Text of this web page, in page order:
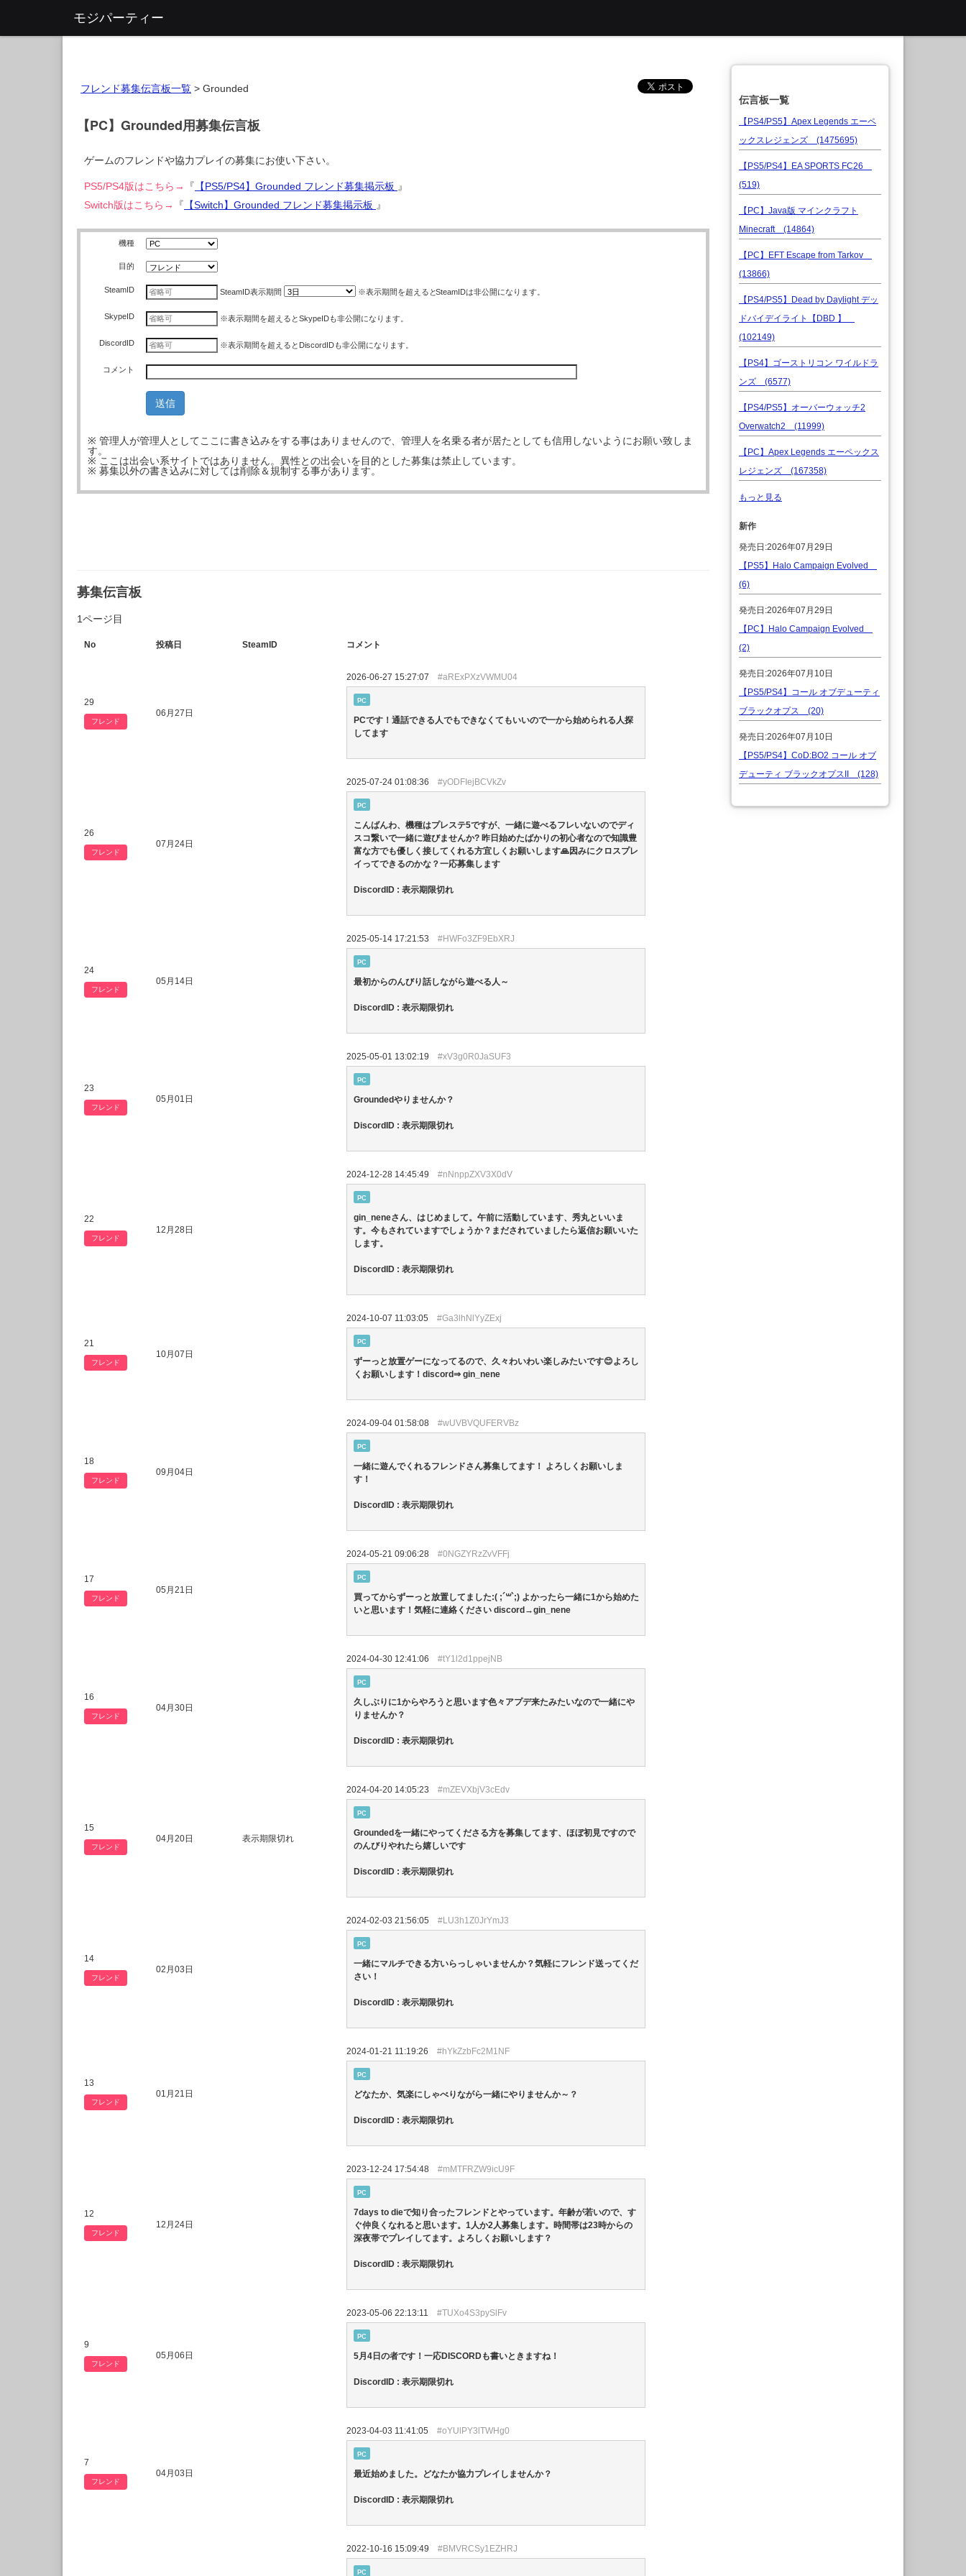
モジパーティー
フレンド募集伝言板一覧 > Grounded
【PC】Grounded用募集伝言板
ゲームのフレンドや協力プレイの募集にお使い下さい。
PS5/PS4版はこちら→ 『 【PS5/PS4】Grounded フレンド募集掲示板 』
Switch版はこちら→
『 【Switch】Grounded フレンド募集掲示板 』
機種
目的
SteamID SteamID表示期間 ※表示期間を超えるとSteamIDは非公開になります。
SkypeID ※表示期間を超えるとSkypeIDも非公開になります。
DiscordID ※表示期間を超えるとDiscordIDも非公開になります。
コメント
※ 管理人が管理人としてここに書き込みをする事はありませんので、管理人を名乗る者が居たとしても信用しないようにお願い致しま
す。
※ ここは出会い系サイトではありません。異性との出会いを目的とした募集は禁止しています。
※ 募集以外の書き込みに対しては削除＆規制する事があります。
募集伝言板
1ページ目
No 投稿日 SteamID コメント
29
フレンド
06月27日
2026-06-27 15:27:07 #aRExPXzVWMU04
PC
PCです！通話できる人でもできなくてもいいので一から始められる人探
してます
26
フレンド
07月24日
2025-07-24 01:08:36 #yODFIejBCVkZv
PC
こんばんわ、機種はプレステ5ですが、一緒に遊べるフレいないのでディ
スコ繋いで一緒に遊びませんか? 昨日始めたばかりの初心者なので知識豊
富な方でも優しく接してくれる方宜しくお願いします🙏因みにクロスプレ
イってできるのかな？一応募集します
DiscordID : 表示期限切れ
24
フレンド
05月14日
2025-05-14 17:21:53 #HWFo3ZF9EbXRJ
PC
最初からのんびり話しながら遊べる人～
DiscordID : 表示期限切れ
23
フレンド
05月01日
2025-05-01 13:02:19 #xV3g0R0JaSUF3
PC
Groundedやりませんか？
DiscordID : 表示期限切れ
22
フレンド
12月28日
2024-12-28 14:45:49 #nNnppZXV3X0dV
PC
gin_neneさん、はじめまして。午前に活動しています、秀丸といいま
す。今もされていますでしょうか？まだされていましたら返信お願いいた
します。
DiscordID : 表示期限切れ
21
フレンド
10月07日
2024-10-07 11:03:05 #Ga3lhNlYyZExj
PC
ずーっと放置ゲーになってるので、久々わいわい楽しみたいです😊よろし
くお願いします！discord⇒ gin_nene
18
フレンド
09月04日
2024-09-04 01:58:08 #wUVBVQUFERVBz
PC
一緒に遊んでくれるフレンドさん募集してます！ よろしくお願いしま
す！
DiscordID : 表示期限切れ
17
フレンド
05月21日
2024-05-21 09:06:28 #0NGZYRzZvVFFj
PC
買ってからずーっと放置してました:( ;´꒳`;) よかったら一緒に1から始めた
いと思います！気軽に連絡ください discord→gin_nene
16
フレンド
04月30日
2024-04-30 12:41:06 #tY1l2d1ppejNB
PC
久しぶりに1からやろうと思います色々アプデ来たみたいなので一緒にや
りませんか？
DiscordID : 表示期限切れ
15
フレンド
04月20日 表示期限切れ
2024-04-20 14:05:23 #mZEVXbjV3cEdv
PC
Groundedを一緒にやってくださる方を募集してます、ほぼ初見ですので
のんびりやれたら嬉しいです
DiscordID : 表示期限切れ
14
フレンド
02月03日
2024-02-03 21:56:05 #LU3h1Z0JrYmJ3
PC
一緒にマルチできる方いらっしゃいませんか？気軽にフレンド送ってくだ
さい！
DiscordID : 表示期限切れ
13
フレンド
01月21日
2024-01-21 11:19:26 #hYkZzbFc2M1NF
PC
どなたか、気楽にしゃべりながら一緒にやりませんか～？
DiscordID : 表示期限切れ
12
フレンド
12月24日
2023-12-24 17:54:48 #mMTFRZW9icU9F
PC
7days to dieで知り合ったフレンドとやっています。年齢が若いので、す
ぐ仲良くなれると思います。1人か2人募集します。時間帯は23時からの
深夜帯でプレイしてます。よろしくお願いします？
DiscordID : 表示期限切れ
9
フレンド
05月06日
2023-05-06 22:13:11 #TUXo4S3pySlFv
PC
5月4日の者です！一応DISCORDも書いときますね！
DiscordID : 表示期限切れ
7
フレンド
04月03日
2023-04-03 11:41:05 #oYUlPY3lTWHg0
PC
最近始めました。どなたか協力プレイしませんか？
DiscordID : 表示期限切れ
2022-10-16 15:09:49 #BMVRCSy1EZHRJ
PC
伝言板一覧
【PS4/PS5】Apex Legends エーペ
ックスレジェンズ (1475695)
【PS5/PS4】EA SPORTS FC26
(519)
【PC】Java版 マインクラフト
Minecraft (14864)
【PC】EFT Escape from Tarkov
(13866)
【PS4/PS5】Dead by Daylight デッ
ドバイデイライト【DBD 】
(102149)
【PS4】ゴーストリコン ワイルドラ
ンズ (6577)
【PS4/PS5】オーバーウォッチ2
Overwatch2 (11999)
【PC】Apex Legends エーペックス
レジェンズ (167358)
もっと見る
新作
発売日:2026年07月29日
【PS5】Halo Campaign Evolved
(6)
発売日:2026年07月29日
【PC】Halo Campaign Evolved
(2)
発売日:2026年07月10日
【PS5/PS4】コール オブデューティ
ブラックオプス (20)
発売日:2026年07月10日
【PS5/PS4】CoD:BO2 コール オブ
デューティ ブラックオプスII (128)